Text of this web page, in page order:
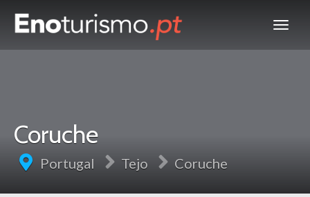
Coruche
Portugal Tejo Coruche